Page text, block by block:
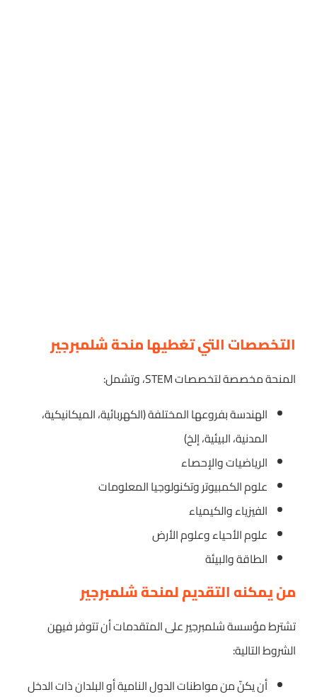
التخصصات التي تغطيها منحة شلمبرجير
المنحة مخصصة لتخصصات STEM، وتشمل:
الهندسة بفروعها المختلفة (الكهربائية، الميكانيكية،
المدنية، البيئية، إلخ)
الرياضيات والإحصاء
علوم الكمبيوتر وتكنولوجيا المعلومات
الفيزياء والكيمياء
علوم الأحياء وعلوم الأرض
الطاقة والبيئة
من يمكنه التقديم لمنحة شلمبرجير
تشترط مؤسسة شلمبرجير على المتقدمات أن تتوفر فيهن
الشروط التالية:
أن يكنّ من مواطنات الدول النامية أو البلدان ذات الدخل